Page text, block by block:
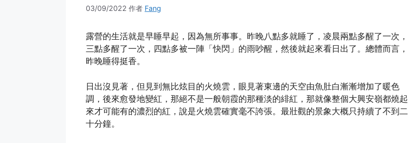
03/09/2022 作者 Fang
露營的生活就是早睡早起，因為無所事事。昨晚八點多就睡了，凌晨兩點多醒了一次，
三點多醒了一次，四點多被一陣「快閃」的雨吵醒，然後就起來看日出了。總體而言，
昨晚睡得挺香。
日出沒見著，但見到無比炫目的火燒雲，眼見著東邊的天空由魚肚白漸漸增加了暖色
調，後來愈發地變紅，那絕不是一般朝霞的那種淡的緋紅，那就像整個大興安嶺都燒起
來才可能有的濃烈的紅，說是火燒雲確實毫不誇張。最壯觀的景象大概只持續了不到二
十分鐘。